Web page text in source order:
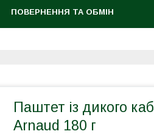
ПОВЕРНЕННЯ ТА ОБМІН
Паштет із дикого
Arnaud 180 г